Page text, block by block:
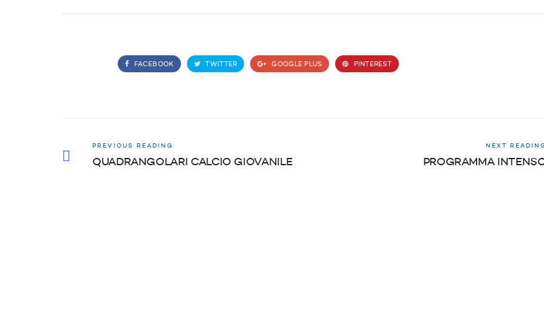
FACEBOOK TWITTER GOOGLE PLUS PINTEREST
PREVIOUS READING
QUADRANGOLARI CALCIO GIOVANILE
NEXT
PROGRAMMA